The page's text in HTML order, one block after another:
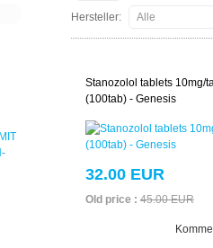
Hersteller:
Stanozolol tablets 10mg/
(100tab) - Genesis
32.00 EUR
Old price : 45.00 EUR